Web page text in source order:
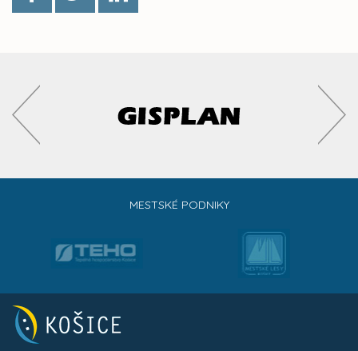
MESTSKÉ PODNIKY